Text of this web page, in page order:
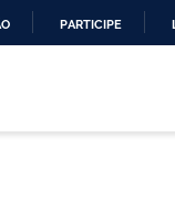
PARTICIPE